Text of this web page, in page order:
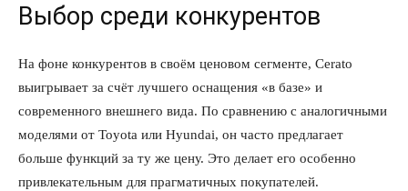
Отказ от ответственности
Реклама
Контакты
Выбор среди конкурентов
На фоне конкурентов в своём ценовом сегменте, Cerato
выигрывает за счёт лучшего оснащения «в базе» и
современного внешнего вида. По сравнению с аналогичными
моделями от Toyota или Hyundai, он часто предлагает
больше функций за ту же цену. Это делает его особенно
привлекательным для прагматичных покупателей.